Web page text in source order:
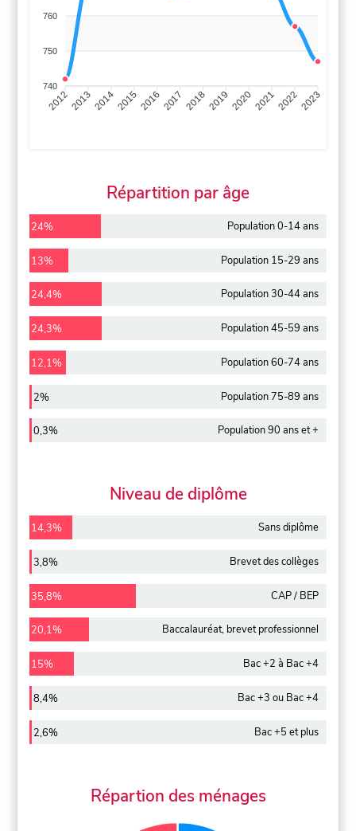
760
750
740
201220132014201520162017 20182019 2020202120222023
Répartition par âge
24% Population 0-14 ans
13% Population 15-29 ans
24,4% Population 30-44 ans
24,3% Population 45-59 ans
12,1% Population 60-74 ans
2% Population 75-89 ans
0,3% Population 90 ans et +
Niveau de diplôme
14,3% Sans diplôme
3,8% Brevet des collèges
35,8% CAP / BEP
20,1% Baccalauréat, brevet professionnel
15% Bac +2 à Bac +4
8,4% Bac +3 ou Bac +4
2,6% Bac +5 et plus
Répartion des ménages